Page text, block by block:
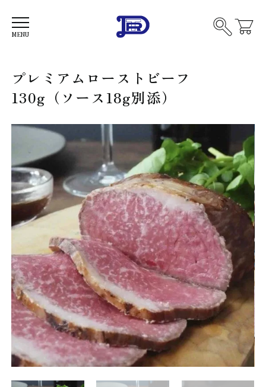
MENU
ー
セ
ー
フ
ル
ト
モ
ー
ク
サ
ー
モ
燻
製
品
ビ
フ
カ
レ
ー
ロ
ー
ス
ト
ビ
ー
フ
そ
の
他
プレミアムローストビーフ
130g（ソース18g別添）